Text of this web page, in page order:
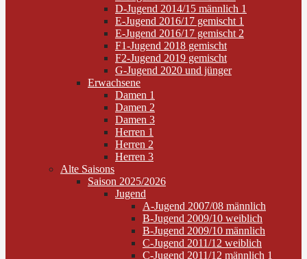
D-Jugend 2014/15 männlich 1
E-Jugend 2016/17 gemischt 1
E-Jugend 2016/17 gemischt 2
F1-Jugend 2018 gemischt
F2-Jugend 2019 gemischt
G-Jugend 2020 und jünger
Erwachsene
Damen 1
Damen 2
Damen 3
Herren 1
Herren 2
Herren 3
Alte Saisons
Saison 2025/2026
Jugend
A-Jugend 2007/08 männlich
B-Jugend 2009/10 weiblich
B-Jugend 2009/10 männlich
C-Jugend 2011/12 weiblich
C-Jugend 2011/12 männlich 1